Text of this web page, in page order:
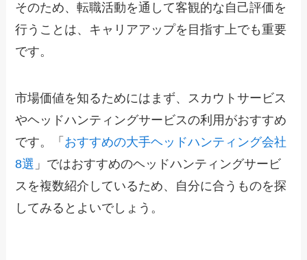
そのため、転職活動を通して客観的な自己評価を
行うことは、キャリアアップを目指す上でも重要
です。
市場価値を知るためにはまず、スカウトサービス
やヘッドハンティングサービスの利用がおすすめ
です。「 おすすめの大手ヘッドハンティング会社
8選 」ではおすすめのヘッドハンティングサービ
スを複数紹介しているため、自分に合うものを探
してみるとよいでしょう。